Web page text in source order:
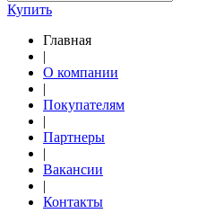
Купить
Главная
|
О компании
|
Покупателям
|
Партнеры
|
Вакансии
|
Контакты